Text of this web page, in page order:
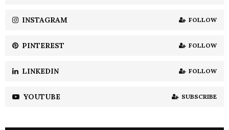
H
INSTAGRAM FOLLOW
PINTEREST FOLLOW
LINKEDIN FOLLOW
YOUTUBE SUBSCRIBE